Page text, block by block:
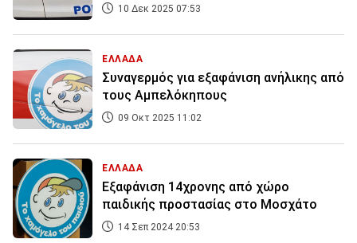
10 Δεκ 2025 07:53
ΕΛΛΑΔΑ
Συναγερμός για εξαφάνιση ανήλικης από
τους Αμπελόκηπους
09 Οκτ 2025 11:02
ΕΛΛΑΔΑ
Εξαφάνιση 14χρονης από χώρο
παιδικής προστασίας στο Μοσχάτο
14 Σεπ 2024 20:53